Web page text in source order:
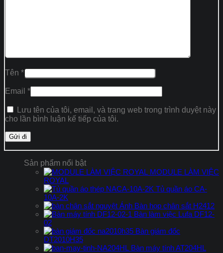
Tên *
Email *
Lưu tên của tôi, email, và trang web trong trình duyệt này
cho lần bình luận kế tiếp của tôi.
Sản phẩm nổi bật
MODULE LÀM VIỆC
ROYAL
Tủ quần áo CA-
10A-2K
Bàn họp chân sắt H2412
Bàn làm việc Lufa DF12-
02
Bàn giám đốc
DT2010H35
Bàn máy tính AT204HL